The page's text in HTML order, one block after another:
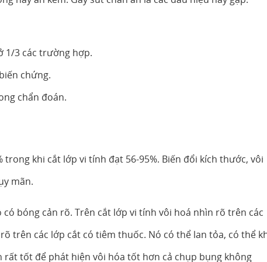
1/3 các trường hợp.
chứng.
chẩn đoán.
trong khi cắt lớp vi tính đạt 56-95%. Biến đổi kích thước, vôi
mãn.
bóng cản rõ. Trên cắt lớp vi tính vôi hoá nhìn rõ trên các
trên các lớp cắt có tiêm thuốc. Nó có thể lan tỏa, có thể
tốt để phát hiện vôi hóa tốt hơn cả chụp bụng không